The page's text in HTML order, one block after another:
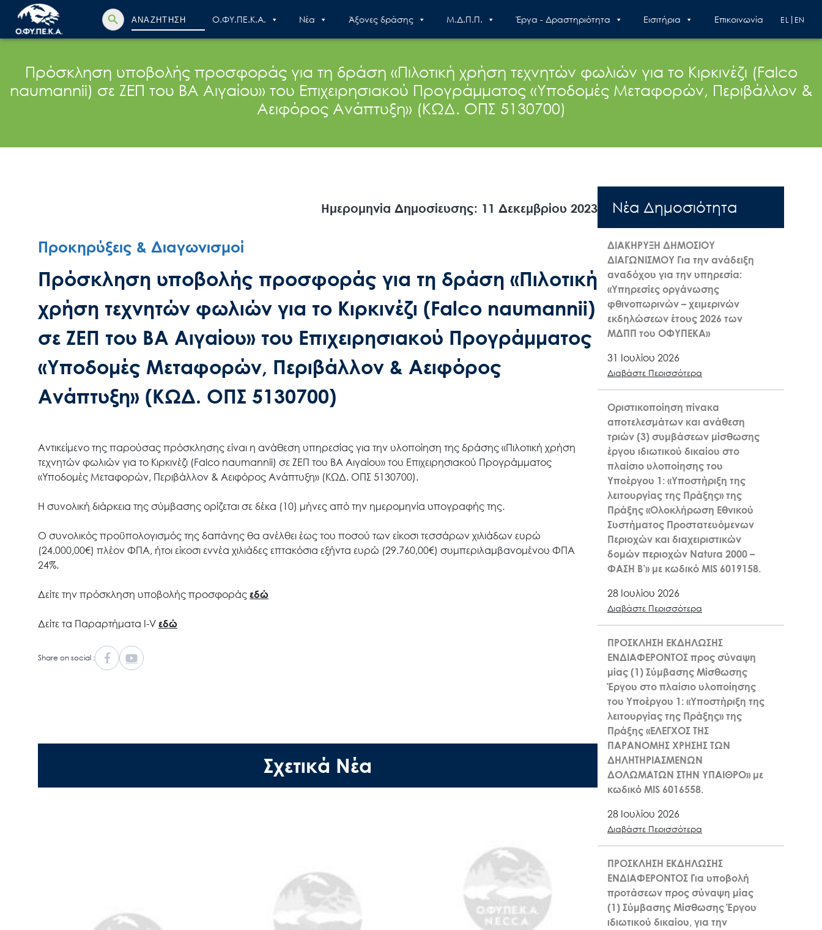
Search
for:
Search Button
Ο.ΦΥ.ΠΕ.Κ.Α. Nέα Άξονες δράσης Μ.Δ.Π.Π. Έργα - Δραστηριότητα Εισιτήρια Επικοινωνία EN
EL
Άξονες δράσης
Μ.Δ.Π.Π.
Επικοινωνία
Πρόσκληση υποβολής προσφοράς για τη δράση «Πιλοτική χρήση τεχνητών φωλιών για το Κιρκινέζι (Falco
naumannii) σε ΖΕΠ του ΒΑ Αιγαίου» του Επιχειρησιακού Προγράμματος «Υποδομές Μεταφορών, Περιβάλλον &
Αειφόρος Ανάπτυξη» (ΚΩΔ. ΟΠΣ 5130700)
Ημερομηνία Δημοσίευσης: 11 Δεκεμβρίου 2023
Προκηρύξεις & Διαγωνισμοί
Πρόσκληση υποβολής προσφοράς για τη δράση «Πιλοτική
χρήση τεχνητών φωλιών για το Κιρκινέζι (Falco naumannii)
σε ΖΕΠ του ΒΑ Αιγαίου» του Επιχειρησιακού Προγράμματος
«Υποδομές Μεταφορών, Περιβάλλον & Αειφόρος
Ανάπτυξη» (ΚΩΔ. ΟΠΣ 5130700)
Αντικείμενο της παρούσας πρόσκλησης είναι η ανάθεση υπηρεσίας για την υλοποίηση της δράσης «Πιλοτική χρήση
τεχνητών φωλιών για το Κιρκινέζι (Falco naumannii) σε ΖΕΠ του ΒΑ Αιγαίου» του Επιχειρησιακού Προγράμματος
«Υποδομές Μεταφορών, Περιβάλλον & Αειφόρος Ανάπτυξη» (ΚΩΔ. ΟΠΣ 5130700).
Η συνολική διάρκεια της σύμβασης ορίζεται σε δέκα (10) μήνες από την ημερομηνία υπογραφής της.
Ο συνολικός προϋπολογισμός της δαπάνης θα ανέλθει έως του ποσού των είκοσι τεσσάρων χιλιάδων ευρώ
(24.000,00€) πλέον ΦΠΑ, ήτοι είκοσι εννέα χιλιάδες επτακόσια εξήντα ευρώ (29.760,00€) συμπεριλαμβανομένου ΦΠΑ
24%.
Δείτε την πρόσκληση υποβολής προσφοράς εδώ
Δείτε τα Παραρτήματα Ι-V εδώ
Share on social :
Σχετικά Νέα
Nέα Δημοσιότητα
ΔΙΑΚΗΡΥΞΗ ΔΗΜΟΣΙΟΥ
ΔΙΑΓΩΝΙΣΜΟΥ Για την ανάδειξη
αναδόχου για την υπηρεσία:
«Υπηρεσίες οργάνωσης
φθινοπωρινών – χειμερινών
εκδηλώσεων έτους 2026 των
ΜΔΠΠ του ΟΦΥΠΕΚΑ»
31 Ιουλίου 2026
Διαβάστε Περισσότερα
Οριστικοποίηση πίνακα
αποτελεσμάτων και ανάθεση
τριών (3) συμβάσεων μίσθωσης
έργου ιδιωτικού δικαίου στο
πλαίσιο υλοποίησης του
Υποέργου 1: «Υποστήριξη της
λειτουργίας της Πράξης» της
Πράξης «Ολοκλήρωση Εθνικού
Συστήματος Προστατευόμενων
Περιοχών και διαχειριστικών
δομών περιοχών Natura 2000 –
ΦΑΣΗ Β’» με κωδικό MIS 6019158.
28 Ιουλίου 2026
Διαβάστε Περισσότερα
ΠΡΟΣΚΛΗΣΗ ΕΚΔΗΛΩΣΗΣ
ΕΝΔΙΑΦΕΡΟΝΤΟΣ προς σύναψη
μίας (1) Σύμβασης Μίσθωσης
Έργου στο πλαίσιο υλοποίησης
του Υποέργου 1: «Υποστήριξη της
λειτουργίας της Πράξης» της
Πράξης «ΕΛΕΓΧΟΣ ΤΗΣ
ΠΑΡΑΝΟΜΗΣ ΧΡΗΣΗΣ ΤΩΝ
ΔΗΛΗΤΗΡΙΑΣΜΕΝΩΝ
ΔΟΛΩΜΑΤΩΝ ΣΤΗΝ ΥΠΑΙΘΡΟ» με
κωδικό MIS 6016558.
28 Ιουλίου 2026
Διαβάστε Περισσότερα
ΠΡΟΣΚΛΗΣΗ ΕΚΔΗΛΩΣΗΣ
ΕΝΔΙΑΦΕΡΟΝΤΟΣ Για υποβολή
προτάσεων προς σύναψη μίας
(1) Σύμβασης Μίσθωσης Έργου
ιδιωτικού δικαίου, για την